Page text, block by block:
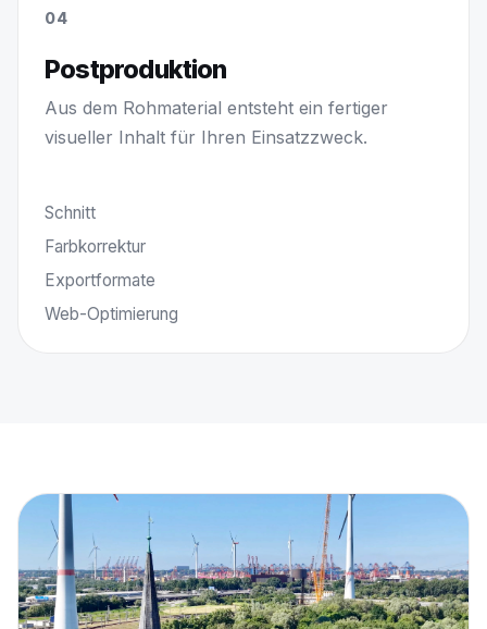
04
Postproduktion
Aus dem Rohmaterial entsteht ein fertiger
visueller Inhalt für Ihren Einsatzzweck.
Schnitt
Farbkorrektur
Exportformate
Web-Optimierung